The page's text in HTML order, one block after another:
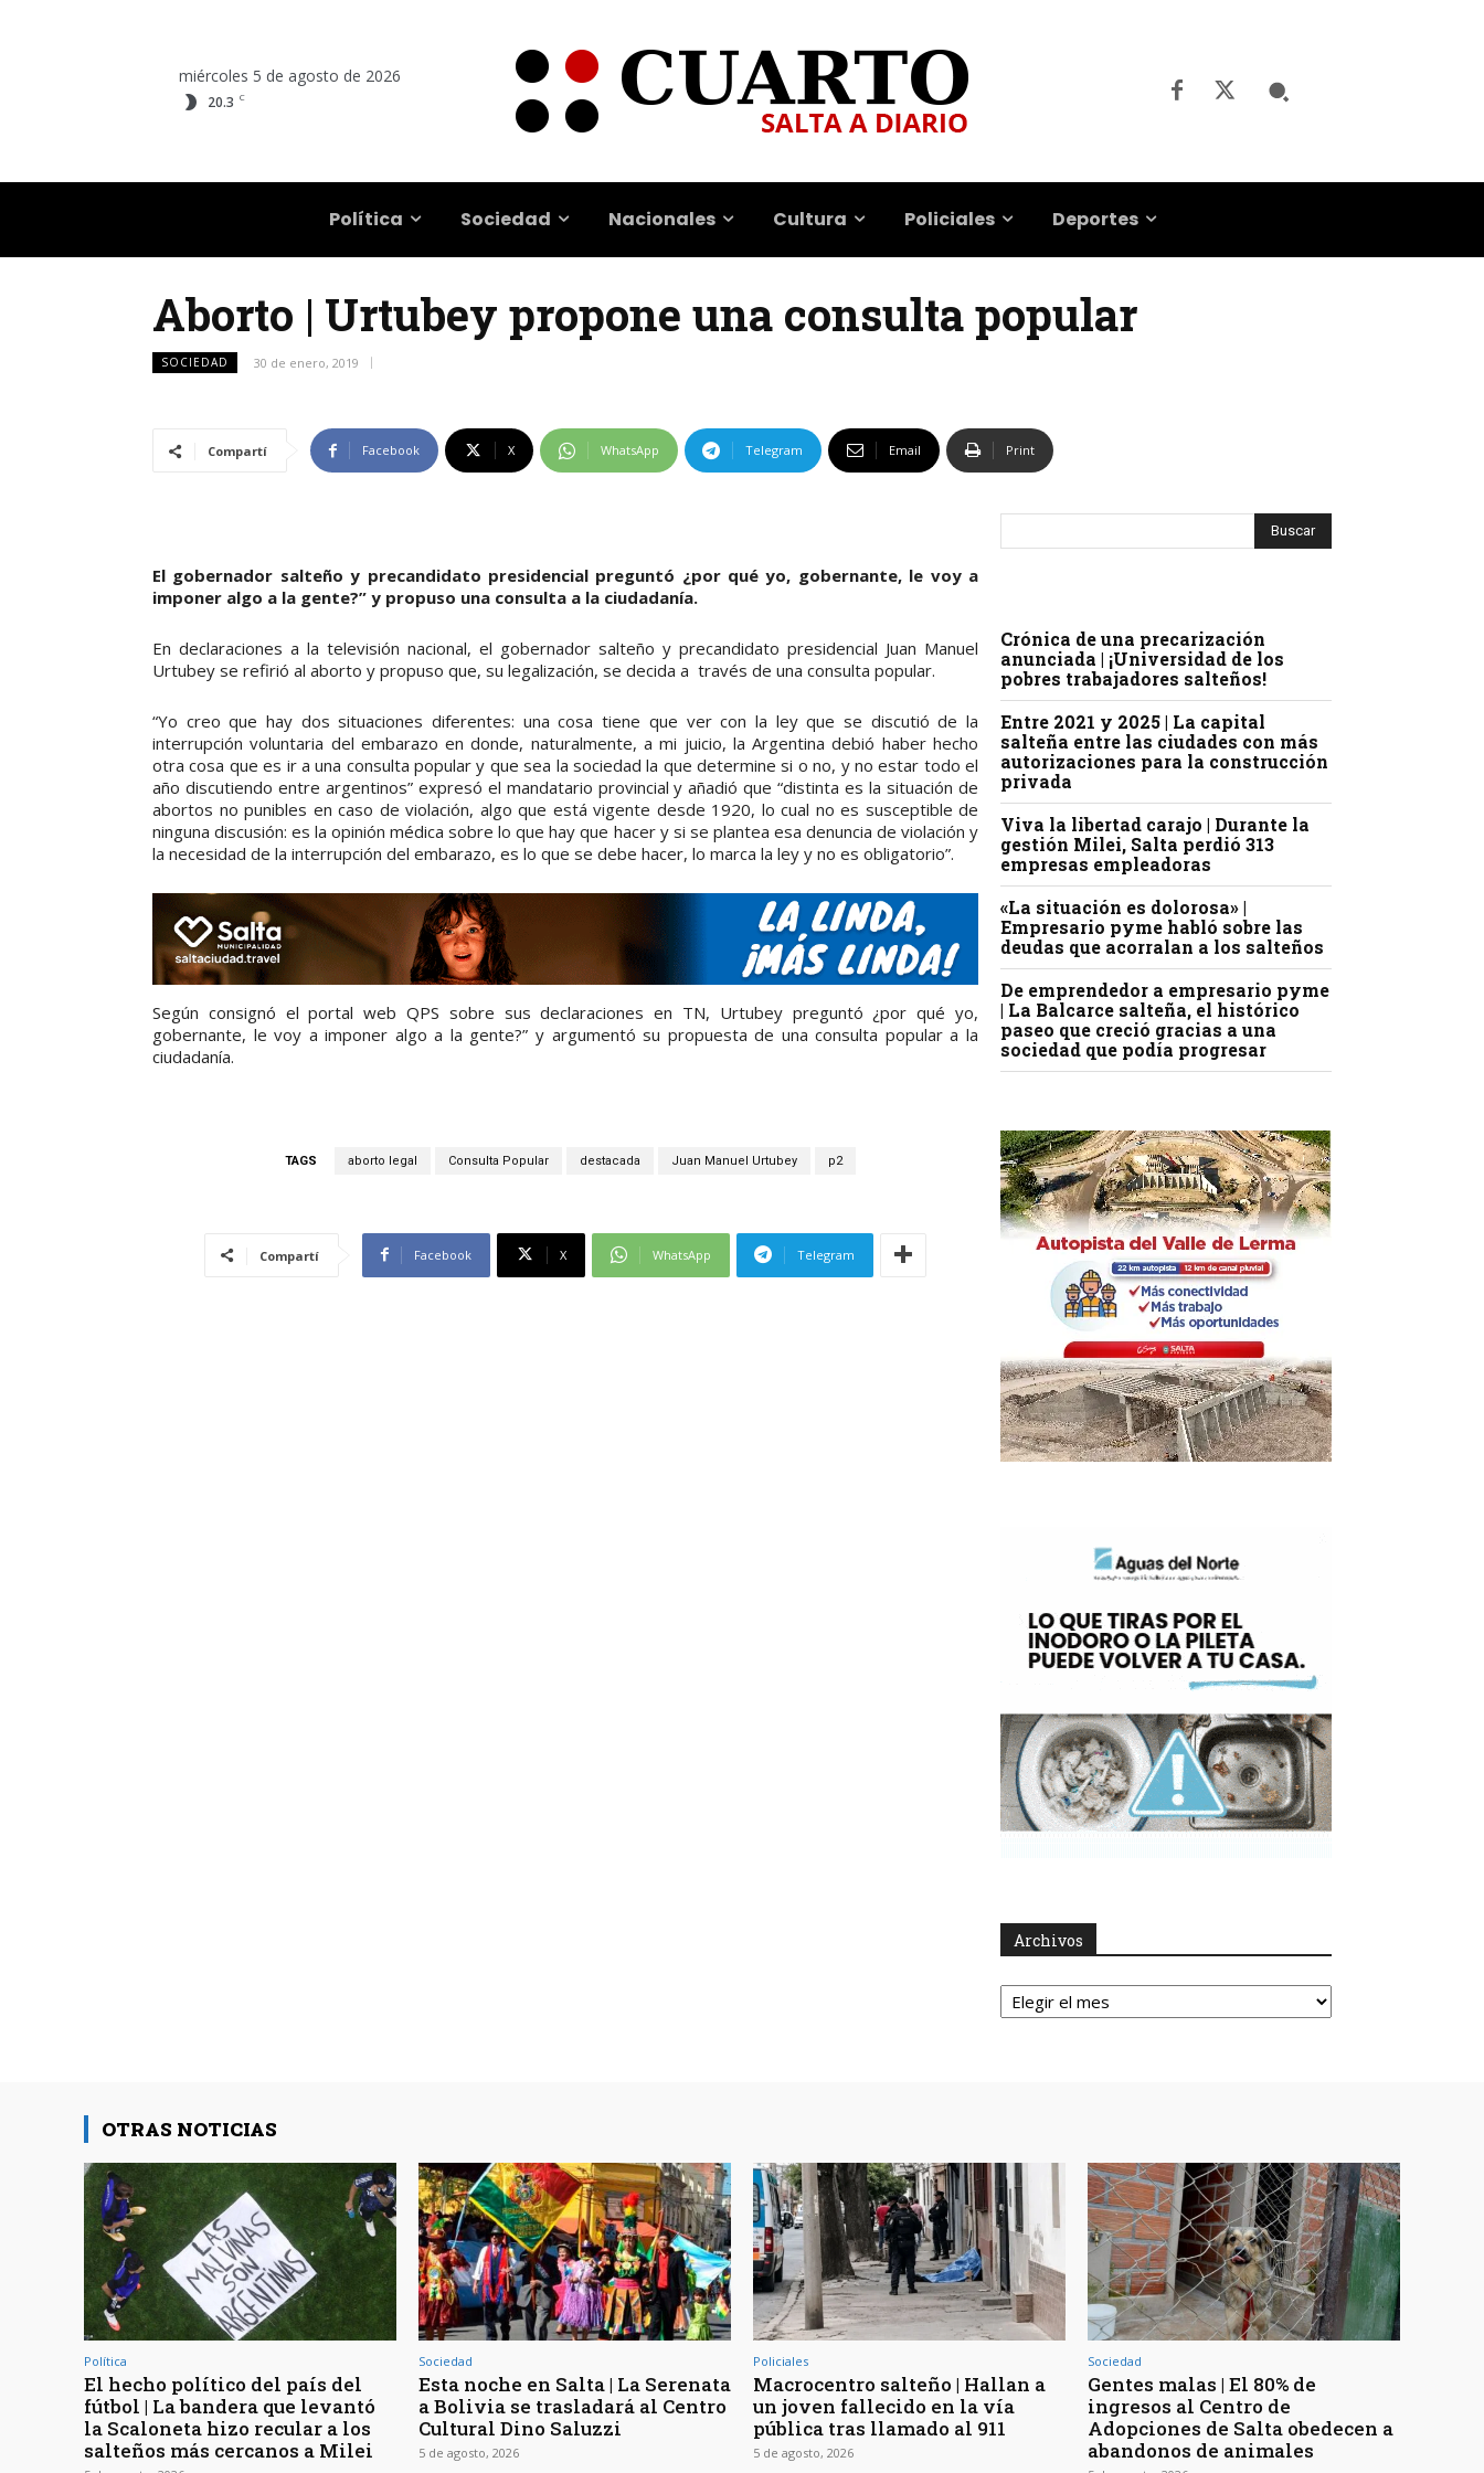
miércoles 5 de agosto de 2026
20.3 C
Política Sociedad Nacionales Cultura Policiales Deportes
Aborto | Urtubey propone una consulta popular
SOCIEDAD 30 de enero, 2019
Compartí Facebook X WhatsApp Telegram Email Print
El gobernador salteño y precandidato presidencial preguntó ¿por qué yo, gobernante, le voy a
imponer algo a la gente?” y propuso una consulta a la ciudadanía.
En declaraciones a la televisión nacional, el gobernador salteño y precandidato presidencial Juan Manuel
Urtubey se refirió al aborto y propuso que, su legalización, se decida a través de una consulta popular.
“Yo creo que hay dos situaciones diferentes: una cosa tiene que ver con la ley que se discutió de la
interrupción voluntaria del embarazo en donde, naturalmente, a mi juicio, la Argentina debió haber hecho
otra cosa que es ir a una consulta popular y que sea la sociedad la que determine si o no, y no estar todo el
año discutiendo entre argentinos” expresó el mandatario provincial y añadió que “distinta es la situación de
abortos no punibles en caso de violación, algo que está vigente desde 1920, lo cual no es susceptible de
ninguna discusión: es la opinión médica sobre lo que hay que hacer y si se plantea esa denuncia de violación y
la necesidad de la interrupción del embarazo, es lo que se debe hacer, lo marca la ley y no es obligatorio”.
Según consignó el portal web QPS sobre sus declaraciones en TN, Urtubey preguntó ¿por qué yo,
gobernante, le voy a imponer algo a la gente?” y argumentó su propuesta de una consulta popular a la
ciudadanía.
TAGS aborto legal Consulta Popular destacada Juan Manuel Urtubey p2
Compartí Facebook X WhatsApp Telegram
Crónica de una precarización
anunciada | ¡Universidad de los
pobres trabajadores salteños!
Entre 2021 y 2025 | La capital
salteña entre las ciudades con más
autorizaciones para la construcción
privada
Viva la libertad carajo | Durante la
gestión Milei, Salta perdió 313
empresas empleadoras
«La situación es dolorosa» |
Empresario pyme habló sobre las
deudas que acorralan a los salteños
De emprendedor a empresario pyme
| La Balcarce salteña, el histórico
paseo que creció gracias a una
sociedad que podía progresar
Archivos
Archivos
OTRAS NOTICIAS
Política
El hecho político del país del
fútbol | La bandera que levantó
la Scaloneta hizo recular a los
salteños más cercanos a Milei
Sociedad
Esta noche en Salta | La Serenata
a Bolivia se trasladará al Centro
Cultural Dino Saluzzi
5 de agosto, 2026
Policiales
Macrocentro salteño | Hallan a
un joven fallecido en la vía
pública tras llamado al 911
5 de agosto, 2026
Sociedad
Gentes malas | El 80% de
ingresos al Centro de
Adopciones de Salta obedecen a
abandonos de animales